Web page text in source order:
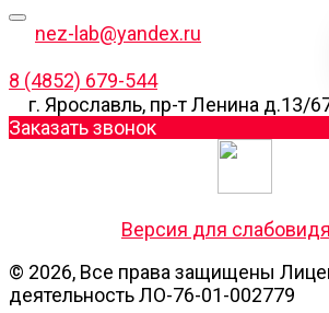
nez-lab@yandex.ru
8 (4852) 679-544
г. Ярославль, пр-т Ленина д.13/
Заказать звонок
Версия для
© 2026, Все права защищены
деятельность ЛО-76-01-002779